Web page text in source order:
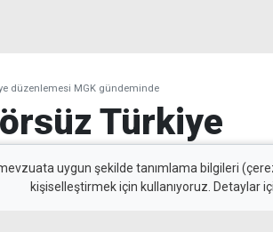
düzenlemesi MGK gündeminde
Türkiye
gündeminde
uygun şekilde tanımlama bilgileri
kişiselleştirmek için kullanıyoruz. Detaylar